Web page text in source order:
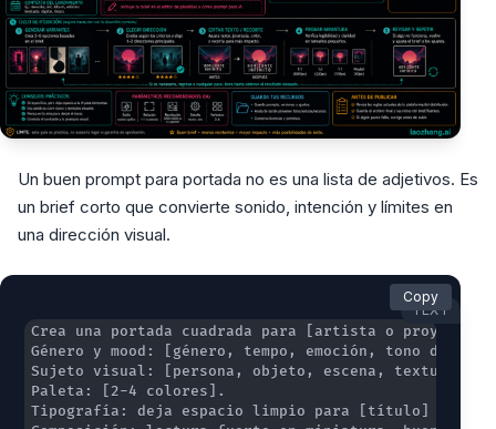
Un buen prompt para portada no es una lista de adjetivos. Es
un brief corto que convierte sonido, intención y límites en
una dirección visual.
TEXT
Copy